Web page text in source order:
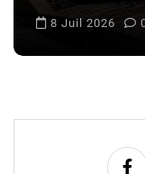
e
8 Juil 2026